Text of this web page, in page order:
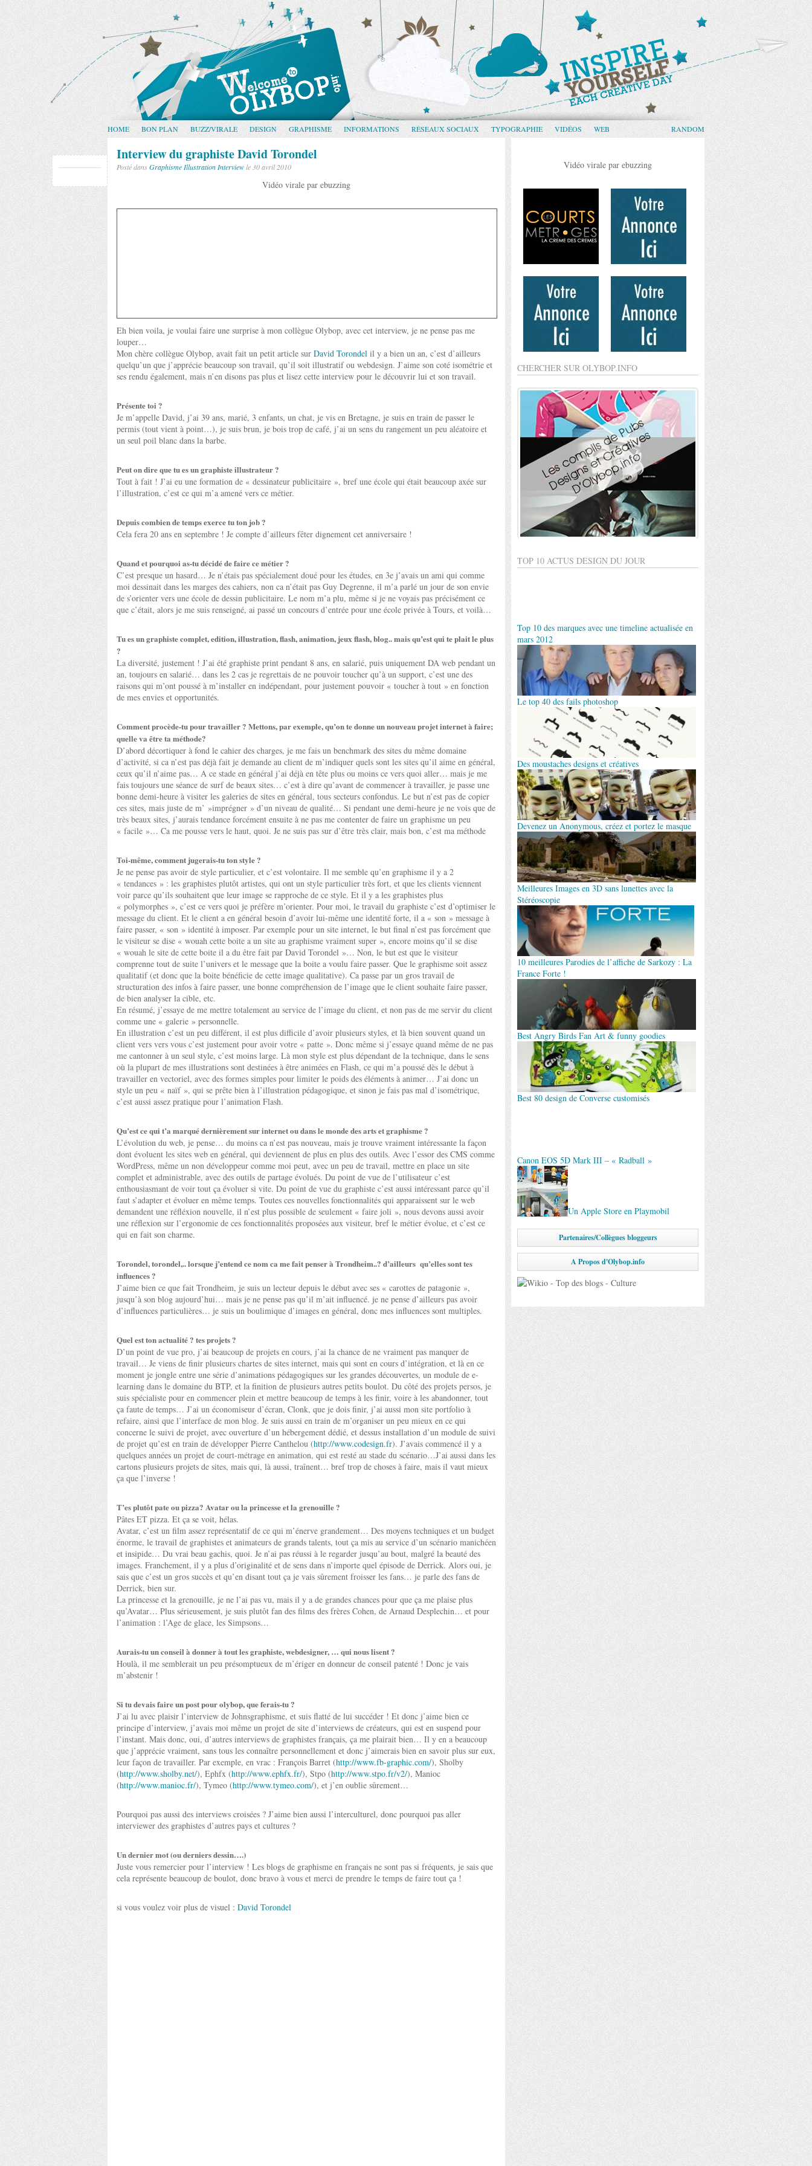
HOME BON PLAN BUZZ/VIRALE DESIGN GRAPHISME INFORMATIONS RÉSEAUX SOCIAUX TYPOGRAPHIE VIDÉOS WEB RANDOM
Interview du graphiste David Torondel
Posté dansGraphisme Illustration Interviewle 30 avril 2010
Vidéo virale par ebuzzing
Eh bien voila, je voulai faire une surprise à mon collègue Olybop, avec cet interview, je ne pense pas me
louper…
Mon chère collègue Olybop, avait fait un petit article sur David Torondel il y a bien un an, c’est d’ailleurs
quelqu’un que j’apprécie beaucoup son travail, qu’il soit illustratif ou webdesign. J’aime son coté isométrie et
ses rendu également, mais n’en disons pas plus et lisez cette interview pour le découvrir lui et son travail.
Présente toi ?
Je m’appelle David, j’ai 39 ans, marié, 3 enfants, un chat, je vis en Bretagne, je suis en train de passer le
permis (tout vient à point…), je suis brun, je bois trop de café, j’ai un sens du rangement un peu aléatoire et
un seul poil blanc dans la barbe.
Peut on dire que tu es un graphiste illustrateur ?
Tout à fait ! J’ai eu une formation de « dessinateur publicitaire », bref une école qui était beaucoup axée sur
l’illustration, c’est ce qui m’a amené vers ce métier.
Depuis combien de temps exerce tu ton job ?
Cela fera 20 ans en septembre ! Je compte d’ailleurs fêter dignement cet anniversaire !
Quand et pourquoi as-tu décidé de faire ce métier ?
C’est presque un hasard… Je n’étais pas spécialement doué pour les études, en 3e j’avais un ami qui comme
moi dessinait dans les marges des cahiers, non ca n’était pas Guy Degrenne, il m’a parlé un jour de son envie
de s’orienter vers une école de dessin publicitaire. Le nom m’a plu, même si je ne voyais pas précisément ce
que c’était, alors je me suis renseigné, ai passé un concours d’entrée pour une école privée à Tours, et voilà…
Tu es un graphiste complet, edition, illustration, flash, animation, jeux flash, blog.. mais qu’est qui te plait le plus
?
La diversité, justement ! J’ai été graphiste print pendant 8 ans, en salarié, puis uniquement DA web pendant un
an, toujours en salarié… dans les 2 cas je regrettais de ne pouvoir toucher qu’à un support, c’est une des
raisons qui m’ont poussé à m’installer en indépendant, pour justement pouvoir « toucher à tout » en fonction
de mes envies et opportunités.
Comment procède-tu pour travailler ? Mettons, par exemple, qu’on te donne un nouveau projet internet à faire;
quelle va être ta méthode?
D’abord décortiquer à fond le cahier des charges, je me fais un benchmark des sites du même domaine
d’activité, si ca n’est pas déjà fait je demande au client de m’indiquer quels sont les sites qu’il aime en général,
ceux qu’il n’aime pas… A ce stade en général j’ai déjà en tête plus ou moins ce vers quoi aller… mais je me
fais toujours une séance de surf de beaux sites… c’est à dire qu’avant de commencer à travailler, je passe une
bonne demi-heure à visiter les galeries de sites en général, tous secteurs confondus. Le but n’est pas de copier
ces sites, mais juste de m’ »imprégner » d’un niveau de qualité… Si pendant une demi-heure je ne vois que de
très beaux sites, j’aurais tendance forcément ensuite à ne pas me contenter de faire un graphisme un peu
« facile »… Ca me pousse vers le haut, quoi. Je ne suis pas sur d’être très clair, mais bon, c’est ma méthode
Toi-même, comment jugerais-tu ton style ?
Je ne pense pas avoir de style particulier, et c’est volontaire. Il me semble qu’en graphisme il y a 2
« tendances » : les graphistes plutôt artistes, qui ont un style particulier très fort, et que les clients viennent
voir parce qu’ils souhaitent que leur image se rapproche de ce style. Et il y a les graphistes plus
« polymorphes », c’est ce vers quoi je préfère m’orienter. Pour moi, le travail du graphiste c’est d’optimiser le
message du client. Et le client a en général besoin d’avoir lui-même une identité forte, il a « son » message à
faire passer, « son » identité à imposer. Par exemple pour un site internet, le but final n’est pas forcément que
le visiteur se dise « wouah cette boite a un site au graphisme vraiment super », encore moins qu’il se dise
« wouah le site de cette boite il a du être fait par David Torondel »… Non, le but est que le visiteur
comprenne tout de suite l’univers et le message que la boite a voulu faire passer. Que le graphisme soit assez
qualitatif (et donc que la boite bénéficie de cette image qualitative). Ca passe par un gros travail de
structuration des infos à faire passer, une bonne compréhension de l’image que le client souhaite faire passer,
de bien analyser la cible, etc.
En résumé, j’essaye de me mettre totalement au service de l’image du client, et non pas de me servir du client
comme une « galerie » personnelle.
En illustration c’est un peu différent, il est plus difficile d’avoir plusieurs styles, et là bien souvent quand un
client vers vers vous c’est justement pour avoir votre « patte ». Donc même si j’essaye quand même de ne pas
me cantonner à un seul style, c’est moins large. Là mon style est plus dépendant de la technique, dans le sens
où la plupart de mes illustrations sont destinées à être animées en Flash, ce qui m’a poussé dès le début à
travailler en vectoriel, avec des formes simples pour limiter le poids des éléments à animer… J’ai donc un
style un peu « naïf », qui se prête bien à l’illustration pédagogique, et sinon je fais pas mal d’isométrique,
c’est aussi assez pratique pour l’animation Flash.
Qu’est ce qui t’a marqué dernièrement sur internet ou dans le monde des arts et graphisme ?
L’évolution du web, je pense… du moins ca n’est pas nouveau, mais je trouve vraiment intéressante la façon
dont évoluent les sites web en général, qui deviennent de plus en plus des outils. Avec l’essor des CMS comme
WordPress, même un non développeur comme moi peut, avec un peu de travail, mettre en place un site
complet et administrable, avec des outils de partage évolués. Du point de vue de l’utilisateur c’est
enthousiasmant de voir tout ça évoluer si vite. Du point de vue du graphiste c’est aussi intéressant parce qu’il
faut s’adapter et évoluer en même temps. Toutes ces nouvelles fonctionnalités qui apparaissent sur le web
demandent une réfléxion nouvelle, il n’est plus possible de seulement « faire joli », nous devons aussi avoir
une réflexion sur l’ergonomie de ces fonctionnalités proposées aux visiteur, bref le métier évolue, et c’est ce
qui en fait son charme.
Torondel, torondel,.. lorsque j’entend ce nom ca me fait penser à Trondheim..? d’ailleurs qu’elles sont tes
influences ?
J’aime bien ce que fait Trondheim, je suis un lecteur depuis le début avec ses « carottes de patagonie »,
jusqu’à son blog aujourd’hui… mais je ne pense pas qu’il m’ait influencé. je ne pense d’ailleurs pas avoir
d’influences particulières… je suis un boulimique d’images en général, donc mes influences sont multiples.
Quel est ton actualité ? tes projets ?
D’un point de vue pro, j’ai beaucoup de projets en cours, j’ai la chance de ne vraiment pas manquer de
travail… Je viens de finir plusieurs chartes de sites internet, mais qui sont en cours d’intégration, et là en ce
moment je jongle entre une série d’animations pédagogiques sur les grandes découvertes, un module de e-
learning dans le domaine du BTP, et la finition de plusieurs autres petits boulot. Du côté des projets persos, je
suis spécialiste pour en commencer plein et mettre beaucoup de temps à les finir, voire à les abandonner, tout
ça faute de temps… J’ai un économiseur d’écran, Clonk, que je dois finir, j’ai aussi mon site portfolio à
refaire, ainsi que l’interface de mon blog. Je suis aussi en train de m’organiser un peu mieux en ce qui
concerne le suivi de projet, avec ouverture d’un hébergement dédié, et dessus installation d’un module de suivi
de projet qu’est en train de développer Pierre Canthelou (http://www.codesign.fr). J’avais commencé il y a
quelques années un projet de court-métrage en animation, qui est resté au stade du scénario…J’ai aussi dans les
cartons plusieurs projets de sites, mais qui, là aussi, traînent… bref trop de choses à faire, mais il vaut mieux
ça que l’inverse !
T’es plutôt pate ou pizza? Avatar ou la princesse et la grenouille ?
Pâtes ET pizza. Et ça se voit, hélas.
Avatar, c’est un film assez représentatif de ce qui m’énerve grandement… Des moyens techniques et un budget
énorme, le travail de graphistes et animateurs de grands talents, tout ça mis au service d’un scénario manichéen
et insipide… Du vrai beau gachis, quoi. Je n’ai pas réussi à le regarder jusqu’au bout, malgré la beauté des
images. Franchement, il y a plus d’originalité et de sens dans n’importe quel épisode de Derrick. Alors oui, je
sais que c’est un gros succès et qu’en disant tout ça je vais sûrement froisser les fans… je parle des fans de
Derrick, bien sur.
La princesse et la grenouille, je ne l’ai pas vu, mais il y a de grandes chances pour que ça me plaise plus
qu’Avatar… Plus sérieusement, je suis plutôt fan des films des frères Cohen, de Arnaud Desplechin… et pour
l’animation : l’Age de glace, les Simpsons…
Aurais-tu un conseil à donner à tout les graphiste, webdesigner, … qui nous lisent ?
Houlà, il me semblerait un peu présomptueux de m’ériger en donneur de conseil patenté ! Donc je vais
m’abstenir !
Si tu devais faire un post pour olybop, que ferais-tu ?
J’ai lu avec plaisir l’interview de Johnsgraphisme, et suis flatté de lui succéder ! Et donc j’aime bien ce
principe d’interview, j’avais moi même un projet de site d’interviews de créateurs, qui est en suspend pour
l’instant. Mais donc, oui, d’autres interviews de graphistes français, ça me plairait bien… Il y en a beaucoup
que j’apprécie vraiment, sans tous les connaître personnellement et donc j’aimerais bien en savoir plus sur eux,
leur façon de travailler. Par exemple, en vrac : François Barret (http://www.fb-graphic.com/), Sholby
(http://www.sholby.net/), Ephfx (http://www.ephfx.fr/), Stpo (http://www.stpo.fr/v2/), Manioc
(http://www.manioc.fr/), Tymeo (http://www.tymeo.com/), et j’en oublie sûrement…
Pourquoi pas aussi des interviews croisées ? J’aime bien aussi l’interculturel, donc pourquoi pas aller
interviewer des graphistes d’autres pays et cultures ?
Un dernier mot (ou derniers dessin….)
Juste vous remercier pour l’interview ! Les blogs de graphisme en français ne sont pas si fréquents, je sais que
cela représente beaucoup de boulot, donc bravo à vous et merci de prendre le temps de faire tout ça !
si vous voulez voir plus de visuel : David Torondel
Vidéo virale par ebuzzing
CHERCHER SUR OLYBOP.INFO
TOP 10 ACTUS DESIGN DU JOUR
Top 10 des marques avec une timeline actualisée en
mars 2012
Le top 40 des fails photoshop
Des moustaches designs et créatives
Devenez un Anonymous, créez et portez le masque
Meilleures Images en 3D sans lunettes avec la
Stéréoscopie
10 meilleures Parodies de l’affiche de Sarkozy : La
France Forte !
Best Angry Birds Fan Art & funny goodies
Best 80 design de Converse customisés
Canon EOS 5D Mark III – « Radball »
Un Apple Store en Playmobil
Partenaires/Collègues bloggeurs
A Propos d'Olybop.info